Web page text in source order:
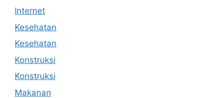
Internet
Kesehatan
Kesehatan
Konstruksi
Konstruksi
Makanan